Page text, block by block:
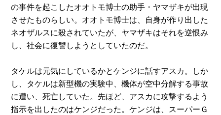
の事件を起こしたオオトモ博士の助手・ヤマザキが出現
させたものらしい。オオトモ博士は、自身が作り出した
ネオザルスに殺されていたが、ヤマザキはそれを逆恨み
し、社会に復讐しようとしていたのだ。
タケルは元気にしているかとケンジに話すアスカ。しか
し、タケルは新型機の実験中、機体が空中分解する事故
に遭い、死亡していた。先ほど、アスカに攻撃するよう
指示を出したのはケンジだった。ケンジは、スーパーＧ